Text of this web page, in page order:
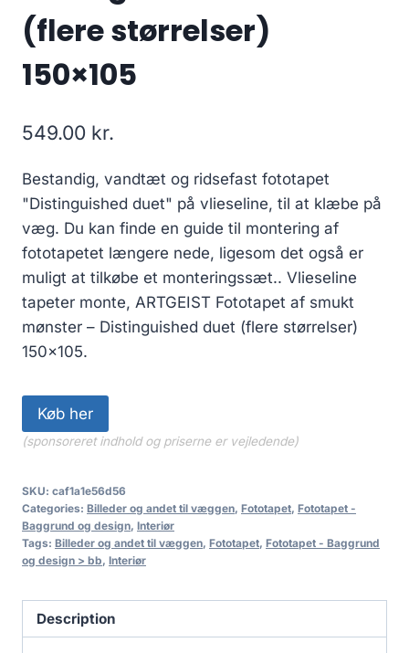
(flere størrelser)
150×105
549.00 kr.
Bestandig, vandtæt og ridsefast fototapet
"Distinguished duet" på vlieseline, til at klæbe på
væg. Du kan finde en guide til montering af
fototapetet længere nede, ligesom det også er
muligt at tilkøbe et monteringssæt.. Vlieseline
tapeter monte, ARTGEIST Fototapet af smukt
mønster – Distinguished duet (flere størrelser)
150×105.
Køb her
(sponsoreret indhold og priserne er vejledende)
SKU: caf1a1e56d56
Categories: Billeder og andet til væggen, Fototapet, Fototapet -
Baggrund og design, Interiør
Tags: Billeder og andet til væggen, Fototapet, Fototapet - Baggrund
og design > bb, Interiør
Description